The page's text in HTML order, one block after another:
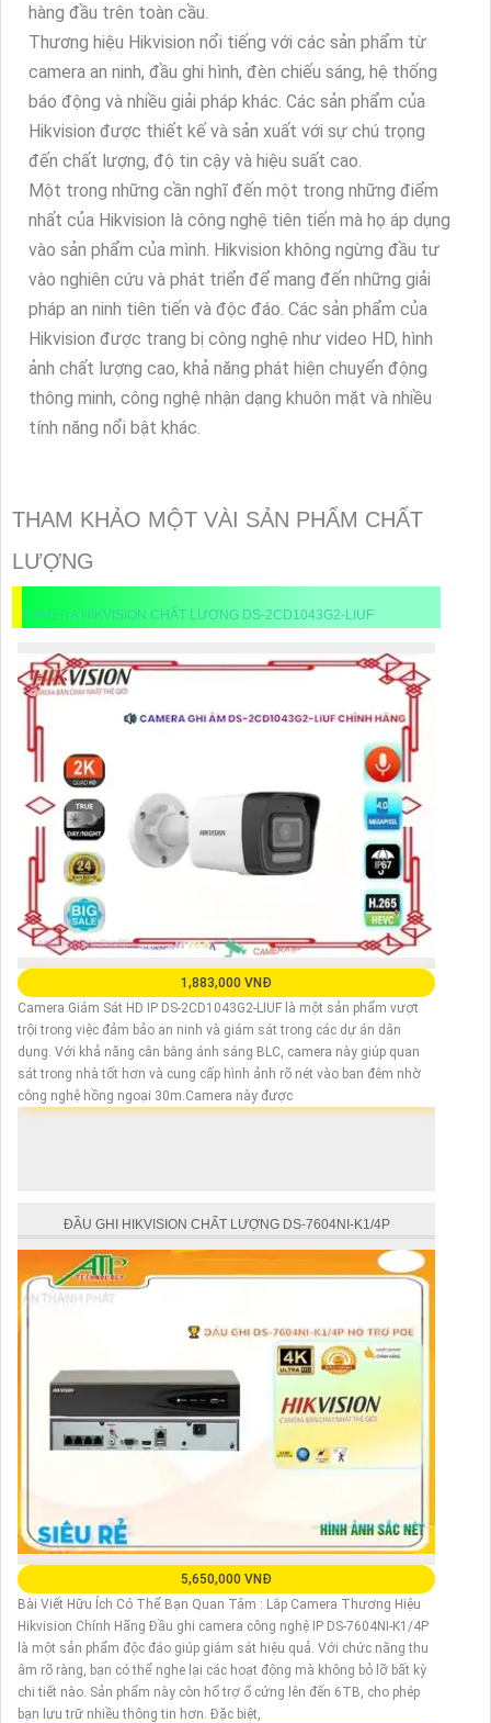
hàng đầu trên toàn cầu.
Thương hiệu Hikvision nổi tiếng với các sản phẩm từ
camera an ninh, đầu ghi hình, đèn chiếu sáng, hệ thống
báo động và nhiều giải pháp khác. Các sản phẩm của
Hikvision được thiết kế và sản xuất với sự chú trọng
đến chất lượng, độ tin cậy và hiệu suất cao.
Một trong những cần nghĩ đến một trong những điểm
nhất của Hikvision là công nghệ tiên tiến mà họ áp dụng
vào sản phẩm của mình. Hikvision không ngừng đầu tư
vào nghiên cứu và phát triển để mang đến những giải
pháp an ninh tiên tiến và độc đáo. Các sản phẩm của
Hikvision được trang bị công nghệ như video HD, hình
ảnh chất lượng cao, khả năng phát hiện chuyển động
thông minh, công nghệ nhận dạng khuôn mặt và nhiều
tính năng nổi bật khác.
THAM KHẢO MỘT VÀI SẢN PHẨM CHẤT
LƯỢNG
CAMERA HIKVISION CHẤT LƯỢNG DS-2CD1043G2-LIUF
1,883,000 VNĐ
Camera Giám Sát HD IP DS-2CD1043G2-LIUF là một sản phẩm vượt
trội trong việc đảm bảo an ninh và giám sát trong các dự án dân
dụng. Với khả năng cân bằng ánh sáng BLC, camera này giúp quan
sát trong nhà tốt hơn và cung cấp hình ảnh rõ nét vào ban đêm nhờ
công nghệ hồng ngoại 30m.Camera này được
ĐẦU GHI HIKVISION CHẤT LƯỢNG DS-7604NI-K1/4P
5,650,000 VNĐ
Bài Viết Hữu Ích Có Thể Bạn Quan Tâm : Lắp Camera Thương Hiệu
Hikvision Chính Hãng Đầu ghi camera công nghệ IP DS-7604NI-K1/4P
là một sản phẩm độc đáo giúp giám sát hiệu quả. Với chức năng thu
âm rõ ràng, bạn có thể nghe lại các hoạt động mà không bỏ lỡ bất kỳ
chi tiết nào. Sản phẩm này còn hổ trợ ổ cứng lên đến 6TB, cho phép
bạn lưu trữ nhiều thông tin hơn. Đặc biệt,